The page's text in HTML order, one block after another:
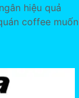
hiệu quả
coffee muốn